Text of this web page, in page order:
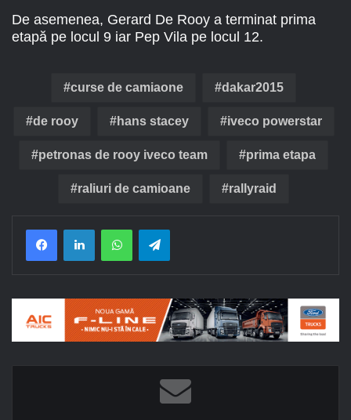
De asemenea, Gerard De Rooy a terminat prima
etapă pe locul 9 iar Pep Vila pe locul 12.
curse de camiaone dakar2015
de rooy hans stacey iveco powerstar
petronas de rooy iveco team prima etapa
raliuri de camioane rallyraid